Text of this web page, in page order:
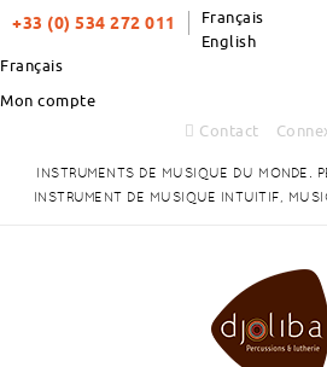
+33 (0) 534 272 011
Français
English
Français
Mon compte
Contact
INSTRUMENTS DE MUSIQUE DU MONDE.
INSTRUMENT DE MUSIQUE INTUITIF,